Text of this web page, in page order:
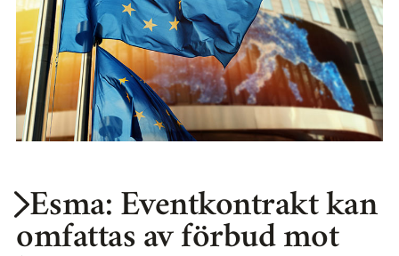
Esma: Eventkontrakt kan
omfattas av förbud mot